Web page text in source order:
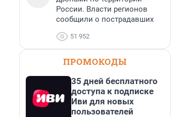
России. Власти регионов
сообщили о пострадавших
51 952
ПРОМОКОДЫ
35 дней бесплатного
доступа к подписке
Иви для новых
пользователей